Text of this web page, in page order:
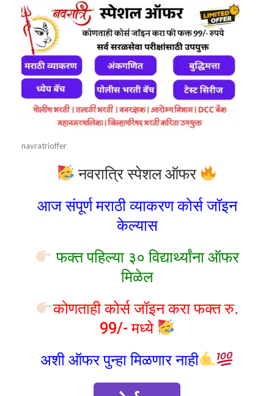
navratrioffer
नवरात्रि स्पेशल ऑफर
आज संपूर्ण मराठी व्याकरण कोर्स जॉइन
केल्यास
फक्त पहिल्या ३० विद्यार्थ्यांना ऑफर
मिळेल
कोणताही कोर्स जॉइन करा फक्त रु.
99/- मध्ये
अशी ऑफर पुन्हा मिळणार नाही